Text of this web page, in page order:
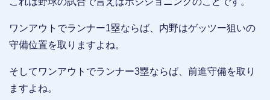
ワンアウトでランナー1塁ならば、内野はゲッツー狙いの
守備位置を取りますよね。
そしてワンアウトでランナー3塁ならば、前進守備を取り
ますよね。